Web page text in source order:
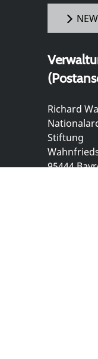
Richard
Stiftung
95444